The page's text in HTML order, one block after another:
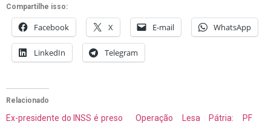
Compartilhe isso:
Facebook X E-mail WhatsApp
LinkedIn Telegram
Relacionado
Ex-presidente do INSS é preso
Operação Lesa Pátria: PF